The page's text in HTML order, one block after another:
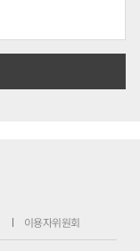
이용자위원회